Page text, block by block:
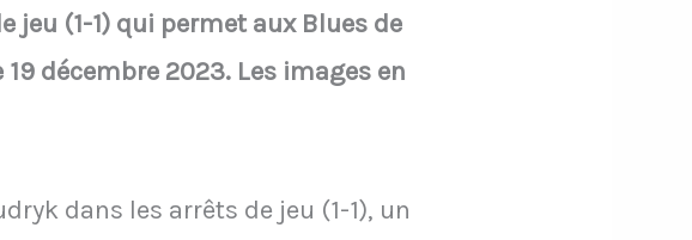
jeu (1-1) qui permet aux Blues de
décembre 2023. Les images en
dans les arrêts de jeu (1-1), un